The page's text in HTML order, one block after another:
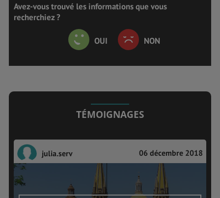
Avez-vous trouvé les informations que vous
recherchiez ?
OUI NON
TÉMOIGNAGES
julia.serv 06 décembre 2018